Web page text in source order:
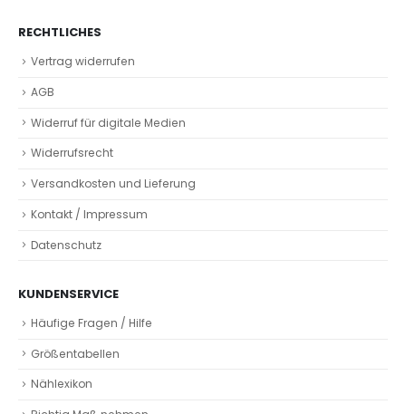
RECHTLICHES
Vertrag widerrufen
AGB
Widerruf für digitale Medien
Widerrufsrecht
Versandkosten und Lieferung
Kontakt / Impressum
Datenschutz
KUNDENSERVICE
Häufige Fragen / Hilfe
Größentabellen
Nählexikon